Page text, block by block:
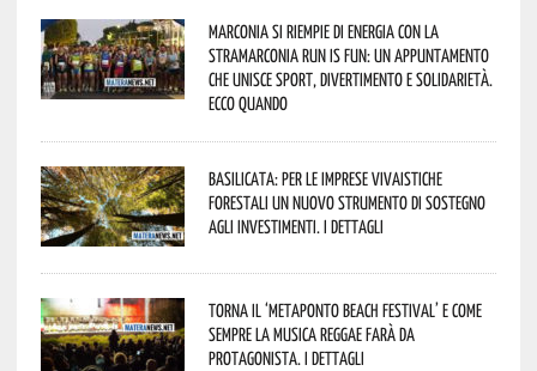
Marconia si riempie di energia con la
StraMarconia Run is Fun: un appuntamento
che unisce sport, divertimento e solidarietà.
Ecco quando
Basilicata: per le imprese vivaistiche
forestali un nuovo strumento di sostegno
agli investimenti. I dettagli
Torna il ‘Metaponto beach festival’ e come
sempre la musica reggae farà da
protagonista. I dettagli